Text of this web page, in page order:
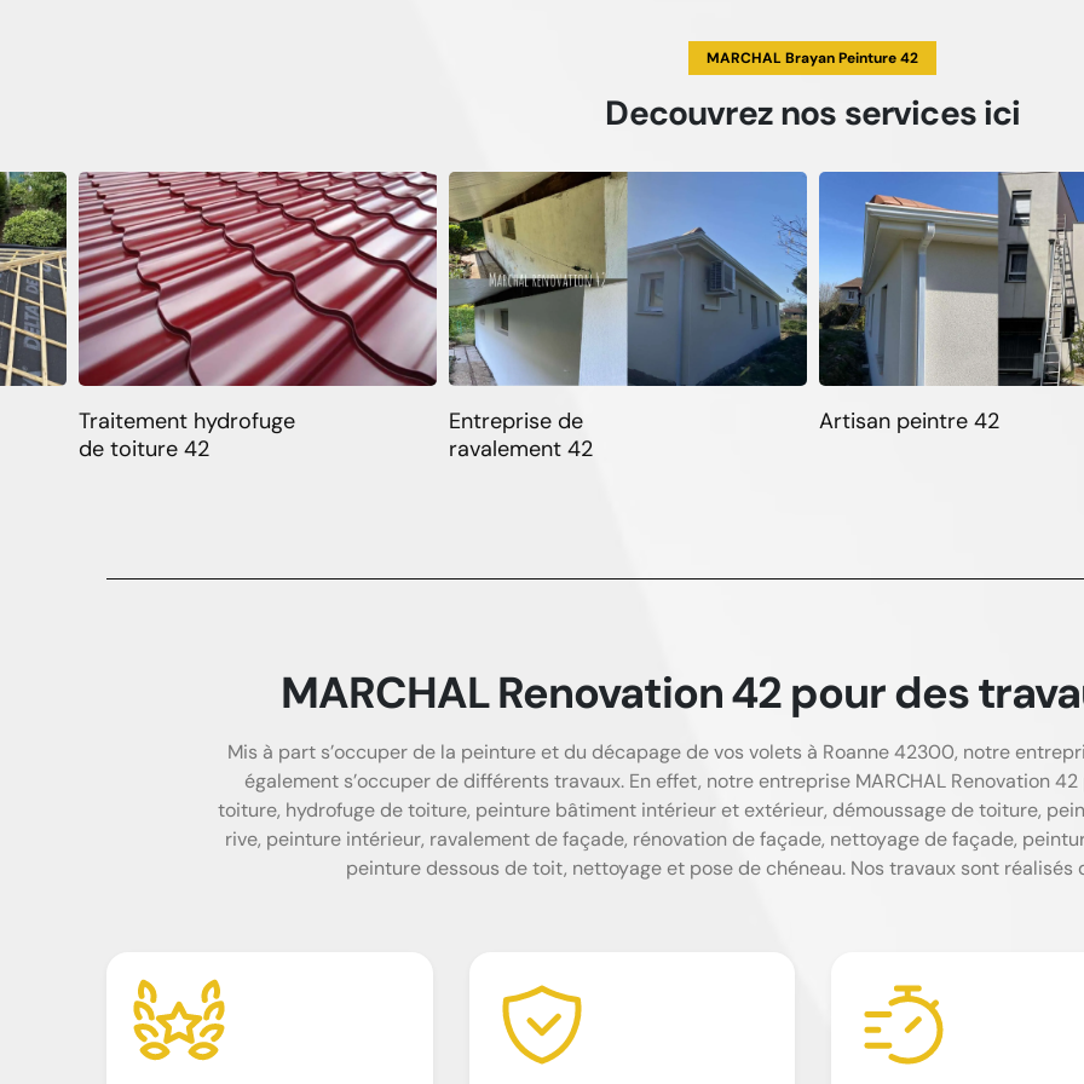
MARCHAL Brayan Peinture 42
Decouvreznos servicesici
Traitement hydrofuge
de toiture 42
Entreprise de
ravalement 42
Artisan peintre 42
MARCHAL Renovation 42 pour des
Mis à part s’occuper de la peinture et du décapage de vos volets à Roanne 42300, notre
également s’occuper de différents travaux. En effet, notre entreprise MARCHAL Renovation
toiture, hydrofuge de toiture, peinture bâtiment intérieur et extérieur, démoussage de toiture,
rive, peinture intérieur, ravalement de façade, rénovation de façade, nettoyage de façade,
peinture dessous de toit, nettoyage et pose de chéneau. Nos travaux sont réalisés